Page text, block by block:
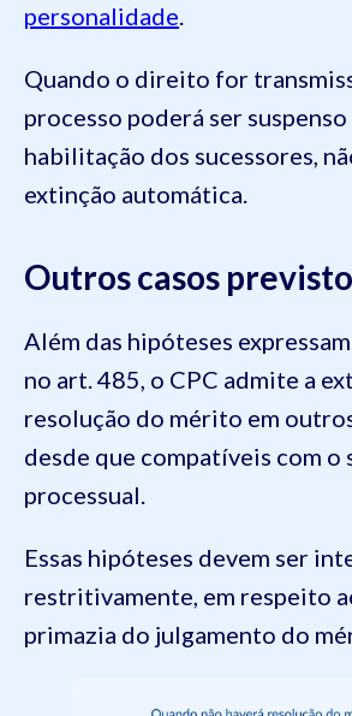
personalidade.
Quando o direito for
processo poderá ser suspenso
habilitação dos sucessores,
extinção automática.
Outros casos
Além das hipóteses
no art. 485, o CPC admite a
resolução do mérito em
desde que compatíveis com o
processual.
Essas hipóteses devem ser
restritivamente, em respeito
primazia do julgamento do